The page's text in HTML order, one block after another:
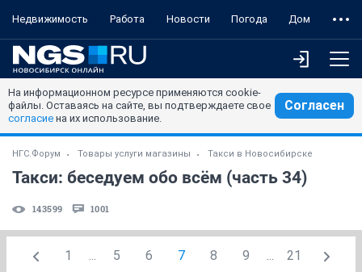
Недвижимость Работа Новости Погода Дом
На информационном ресурсе применяются cookie-
файлы. Оставаясь на сайте, вы подтверждаете свое
согласие на их использование.
Согласен
НГС.Форум Товары услуги магазины Такси в Новосибирске
Такси: беседуем обо всём (часть 34)
143599 1001
1 ... 5 6 7 8 9 ... 21